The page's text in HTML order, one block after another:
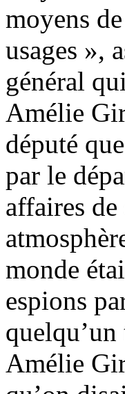
moyens
usages »,
général
Amélie
député
par le
affaires
monde
espions
Amélie